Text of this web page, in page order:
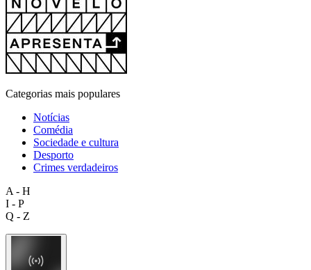
Categorias mais populares
Notícias
Comédia
Sociedade e cultura
Desporto
Crimes verdadeiros
A - H
I - P
Q - Z